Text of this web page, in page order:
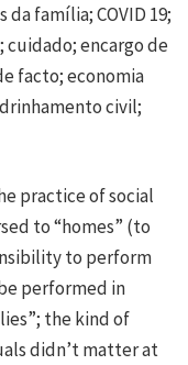
família; COVID 19;
cuidado; encargo de
facto; economia
civil;
practice of social
to “homes” (to
to perform
performed in
the kind of
didn’t matter at